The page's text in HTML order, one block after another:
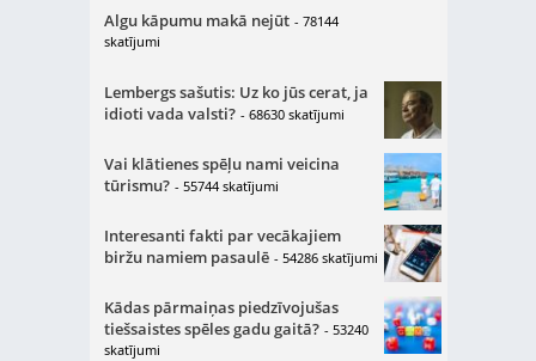
Algu kāpumu makā nejūt - 78144
skatījumi
Lembergs sašutis: Uz ko jūs cerat, ja
idioti vada valsti? - 68630 skatījumi
Vai klātienes spēļu nami veicina
tūrismu? - 55744 skatījumi
Interesanti fakti par vecākajiem
biržu namiem pasaulē - 54286 skatījumi
Kādas pārmaiņas piedzīvojušas
tiešsaistes spēles gadu gaitā? - 53240
skatījumi